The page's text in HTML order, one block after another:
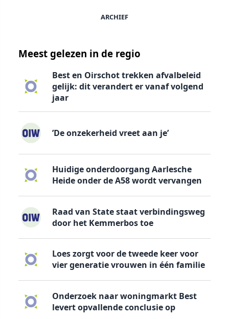
ARCHIEF
Meest gelezen in de regio
Best en Oirschot trekken afvalbeleid
gelijk: dit verandert er vanaf volgend
jaar
’De onzekerheid vreet aan je’
Huidige onderdoorgang Aarlesche
Heide onder de A58 wordt vervangen
Raad van State staat verbindingsweg
door het Kemmerbos toe
Loes zorgt voor de tweede keer voor
vier generatie vrouwen in één familie
Onderzoek naar woningmarkt Best
levert opvallende conclusie op